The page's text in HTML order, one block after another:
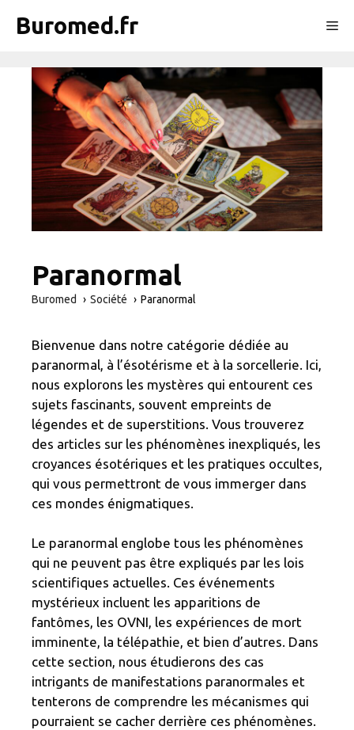
Buromed.fr
Paranormal
Buromed Société Paranormal
Bienvenue dans notre catégorie dédiée au
paranormal, à l’ésotérisme et à la sorcellerie. Ici,
nous explorons les mystères qui entourent ces
sujets fascinants, souvent empreints de
légendes et de superstitions. Vous trouverez
des articles sur les phénomènes inexpliqués, les
croyances ésotériques et les pratiques occultes,
qui vous permettront de vous immerger dans
ces mondes énigmatiques.
Le paranormal englobe tous les phénomènes
qui ne peuvent pas être expliqués par les lois
scientifiques actuelles. Ces événements
mystérieux incluent les apparitions de
fantômes, les OVNI, les expériences de mort
imminente, la télépathie, et bien d’autres. Dans
cette section, nous étudierons des cas
intrigants de manifestations paranormales et
tenterons de comprendre les mécanismes qui
pourraient se cacher derrière ces phénomènes.